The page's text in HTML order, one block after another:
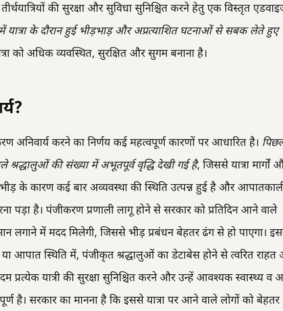
की सुरक्षा और सुविधा सुनिश्चित करने हेतु एक विस्तृत
में यात्रा के दौरान हुई भीड़भाड़ और अप्रत्याशित घटनाओं से सबक लेते हुए
को अधिक व्यवस्थित, सुरक्षित और सुगम बनाना है।
अनिवार्य करने का निर्णय कई महत्वपूर्ण कारणों पर आधारित है।
श्रद्धालुओं की संख्या में अभूतपूर्व वृद्धि देखी गई है, जिससे यात्रा मार्गों
के कारण कई बार अव्यवस्था की स्थिति उत्पन्न हुई है और
पड़ा है। पंजीकरण प्रणाली लागू होने से सरकार को प्रतिदिन आने वाले
लगाने में मदद मिलेगी, जिससे भीड़ प्रबंधन बेहतर ढंग से हो पाएगा।
आपात स्थिति में, पंजीकृत श्रद्धालुओं का डेटाबेस होने से त्वरित
प्रत्येक यात्री की सुरक्षा सुनिश्चित करने और उन्हें आवश्यक स्वास्थ्य व
है। सरकार का मानना है कि इससे यात्रा पर आने वाले लोगों को बेहतर